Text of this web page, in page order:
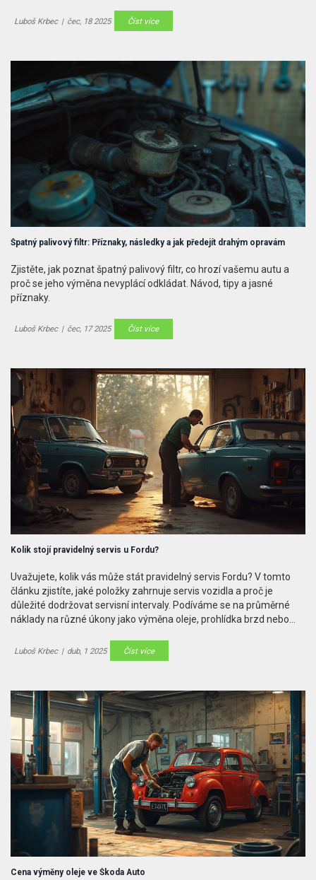
Luboš Krbec | čec, 18 2025 Číst více
Špatný palivový filtr: Příznaky, následky a jak předejít drahým opravám
Zjistěte, jak poznat špatný palivový filtr, co hrozí vašemu autu a
proč se jeho výměna nevyplácí odkládat. Návod, tipy a jasné
příznaky.
Luboš Krbec | čec, 17 2025 Číst více
Kolik stojí pravidelný servis u Fordu?
Uvažujete, kolik vás může stát pravidelný servis Fordu? V tomto
článku zjistíte, jaké položky zahrnuje servis vozidla a proč je
důležité dodržovat servisní intervaly. Podíváme se na průměrné
náklady na různé úkony jako výměna oleje, prohlídka brzd nebo
připravit a čím můžete případně ušetřit.
Luboš Krbec | dub, 1 2025 Číst více
Cena výměny oleje ve Škoda Auto